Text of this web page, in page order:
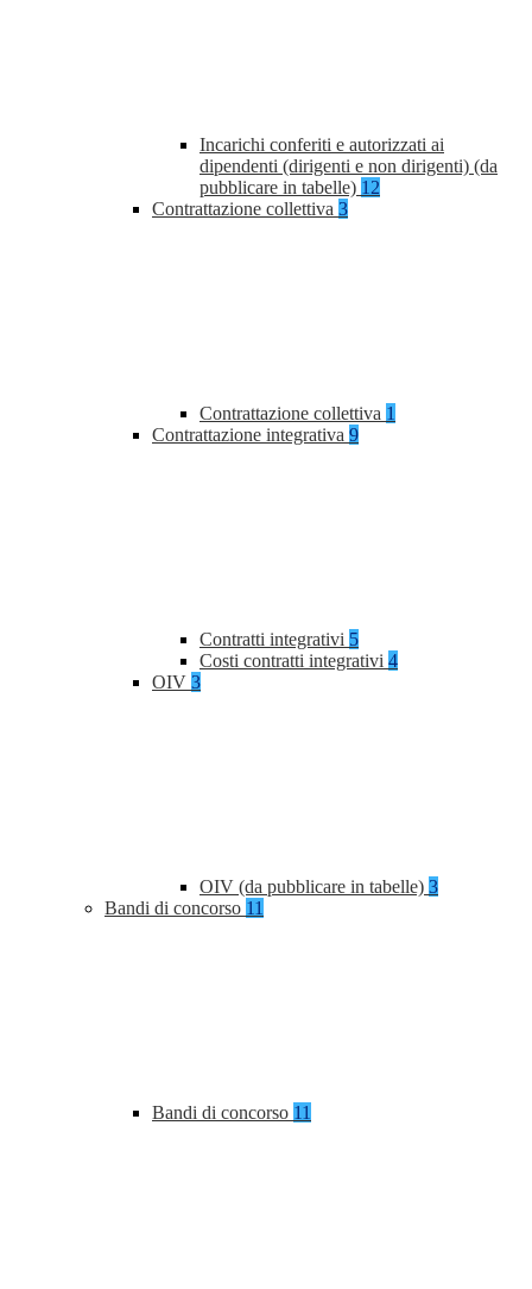
Incarichi conferiti e autorizzati ai
dipendenti (dirigenti e non dirigenti) (da
pubblicare in tabelle) 12
Contrattazione collettiva 3
Contrattazione collettiva 1
Contrattazione integrativa 9
Contratti integrativi 5
Costi contratti integrativi 4
OIV 3
OIV (da pubblicare in tabelle) 3
Bandi di concorso 11
Bandi di concorso 11